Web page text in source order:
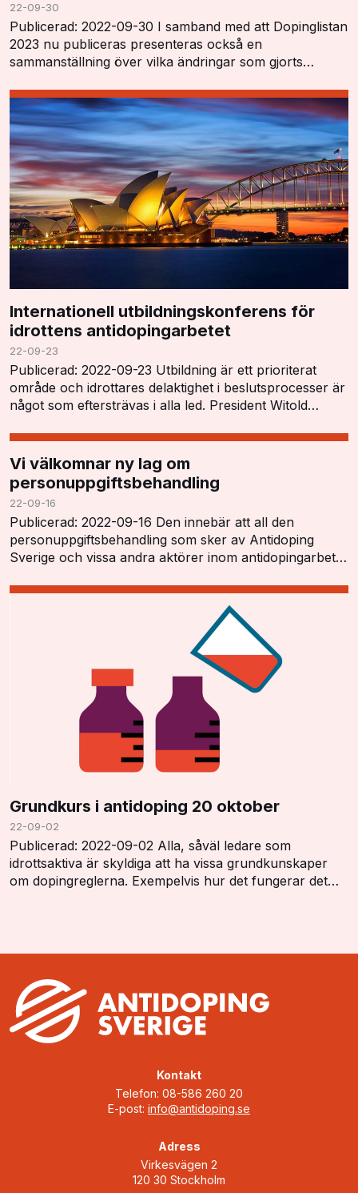
22-09-30
Publicerad: 2022-09-30 I samband med att Dopinglistan
2023 nu publiceras presenteras också en
sammanställning över vilka ändringar som gjorts
Notes". …
Internationell utbildningskonferens för
idrottens antidopingarbetet
22-09-23
Publicerad: 2022-09-23 Utbildning är ett prioriterat
område och idrottares delaktighet i beslutsprocesser är
något som eftersträvas i alla led. President Witold
Vi välkomnar ny lag om
personuppgiftsbehandling
22-09-16
Publicerad: 2022-09-16 Den innebär att all den
personuppgiftsbehandling som sker av Antidoping
Sverige och vissa andra aktörer inom antidopingarbetet
Grundkurs i antidoping 20 oktober
22-09-02
Publicerad: 2022-09-02 Alla, såväl ledare som
idrottsaktiva är skyldiga att ha vissa grundkunskaper
om dopingreglerna. Exempelvis hur det fungerar det
Kontakt
Telefon: 08-586 260 20
E-post: info@antidoping.se
Adress
Virkesvägen 2
120 30 Stockholm